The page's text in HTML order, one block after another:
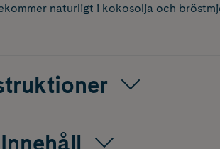
naturligt i kokosolja och
Innehåll